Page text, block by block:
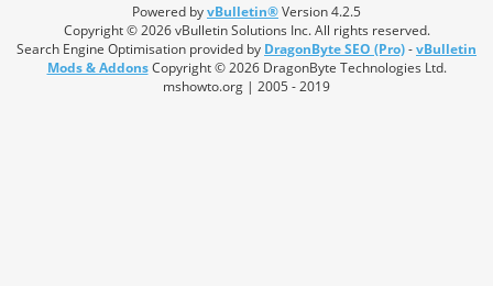
Powered byvBulletin®Version 4.2.5
Copyright © 2026 vBulletin Solutions Inc. All rights reserved.
Search Engine Optimisation provided by DragonByte SEO (Pro)-vBulletin
Mods & AddonsCopyright © 2026 DragonByte Technologies Ltd.
mshowto.org | 2005 - 2019